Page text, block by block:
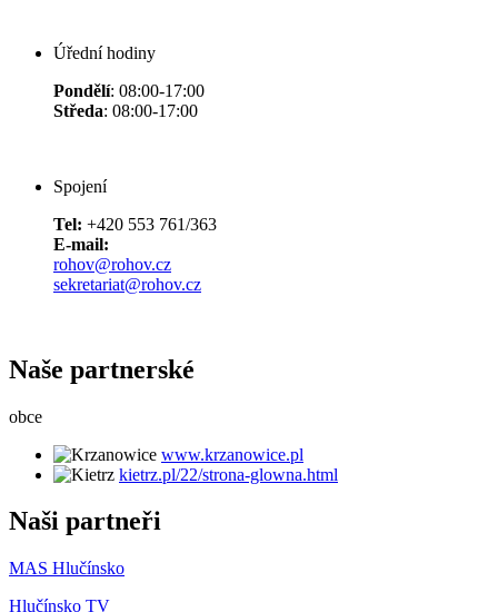
Úřední hodiny
Pondělí: 08:00-17:00
Středa: 08:00-17:00
Spojení
Tel: +420 553 761/363
E-mail:
rohov@rohov.cz
sekretariat@rohov.cz
Naše partnerské
obce
www.krzanowice.pl
kietrz.pl/22/strona-glowna.html
Naši partneři
MAS Hlučínsko
Hlučínsko TV